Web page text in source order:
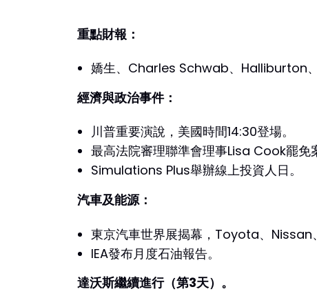
重點財報：
嬌生、Charles Schwab、Halliburton
經濟與政治事件：
川普重要演說，美國時間14:30登場。
最高法院審理聯準會理事Lisa Cook罷免
Simulations Plus舉辦線上投資人日。
汽車及能源：
東京汽車世界展揭幕，Toyota、Nissan
IEA發布月度石油報告。
達沃斯繼續進行（第3天）。